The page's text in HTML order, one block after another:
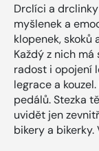
Drclíci a
myšlenek a
klopenek, skoků
Každý z nich
radost i opojení
legrace a
pedálů. Stezka
uvidět jen
bikery a bikerky.